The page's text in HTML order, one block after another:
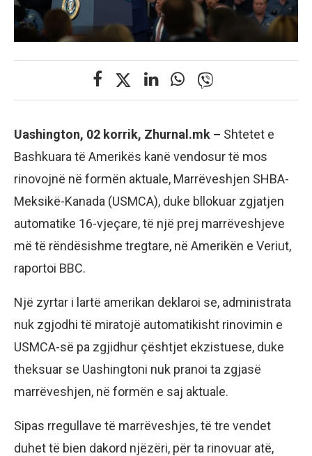
Uashington, 02 korrik, Zhurnal.mk – Shtetet e
Bashkuara të Amerikës kanë vendosur të mos
rinovojnë në formën aktuale, Marrëveshjen SHBA-
Meksikë-Kanada (USMCA), duke bllokuar zgjatjen
automatike 16-vjeçare, të një prej marrëveshjeve
më të rëndësishme tregtare, në Amerikën e Veriut,
raportoi BBC.
Një zyrtar i lartë amerikan deklaroi se, administrata
nuk zgjodhi të miratojë automatikisht rinovimin e
USMCA-së pa zgjidhur çështjet ekzistuese, duke
theksuar se Uashingtoni nuk pranoi ta zgjasë
marrëveshjen, në formën e saj aktuale.
Sipas rregullave të marrëveshjes, të tre vendet
duhet të bien dakord njëzëri, për ta rinovuar atë,